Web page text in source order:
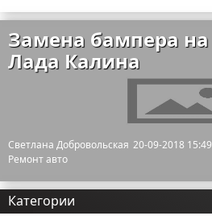
Замена бампера на
Лада Калина
Светлана Добровольская 20-09-2018 15:49
Ремонт авто
Категории